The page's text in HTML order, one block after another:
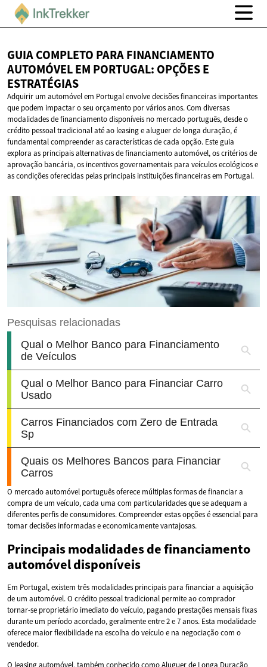
GUIA COMPLETO PARA FINANCIAMENTO
AUTOMÓVEL EM PORTUGAL: OPÇÕESE
ESTRATÉGIAS
Adquirir um automóvel em Portugal envolve decisões financeiras importantes
que podem impactar o seu orçamento por vários anos. Com diversas
modalidades de financiamento disponíveis no mercado português, desde o
crédito pessoal tradicional até ao leasing e aluguer de longa duração, é
fundamental compreender as características de cada opção. Este guia
explora as principais alternativas de financiamento automóvel, os critérios de
aprovação bancária, os incentivos governamentais para veículos ecológicos e
as condições oferecidas pelas principais instituições financeiras em Portugal.
O mercado automóvel português oferece múltiplas formas de financiar a
compra de um veículo, cada uma com particularidades que se adequam a
diferentes perfis de consumidores. Compreender estas opções é essencial para
tomar decisões informadas e economicamente vantajosas.
Principais modalidades de financiamento
automóvel disponíveis
Em Portugal, existem três modalidades principais para financiar a aquisição
de um automóvel. O crédito pessoal tradicional permite ao comprador
tornar-se proprietário imediato do veículo, pagando prestações mensais fixas
durante um período acordado, geralmente entre 2 e 7 anos. Esta modalidade
oferece maior flexibilidade na escolha do veículo e na negociação com o
vendedor.
O leasing automóvel, também conhecido como Aluguer de Longa Duração